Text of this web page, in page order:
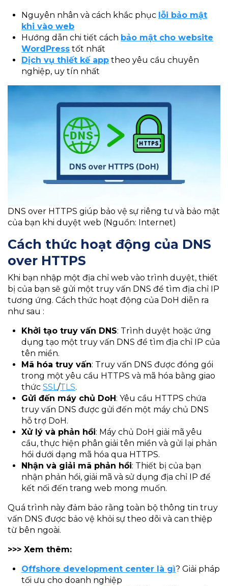
Nguyên nhân và cách khắc phục lỗi bảo mật
khi vào web
Hướng dẫn chi tiết cách bảo mật cho website
WordPress tốt nhất
Dịch vụ thiết kế app theo yêu cầu chuyên
nghiệp, uy tín nhất
DNS over HTTPS giúp bảo vệ sự riêng tư và bảo mật
của bạn khi duyệt web (Nguồn: Internet)
Cách thức hoạt động của DNS
over HTTPS
Khi bạn nhập một địa chỉ web vào trình duyệt, thiết
bị của bạn sẽ gửi một truy vấn DNS để tìm địa chỉ IP
tương ứng. Cách thức hoạt động của DoH diễn ra
như sau :​
Khởi tạo truy vấn DNS: Trình duyệt hoặc ứng
dụng tạo một truy vấn DNS để tìm địa chỉ IP của
tên miền.​
Mã hóa truy vấn: Truy vấn DNS được đóng gói
trong một yêu cầu HTTPS và mã hóa bằng giao
thứcSSL/TLS.​
Gửi đến máy chủ DoH: Yêu cầu HTTPS chứa
truy vấn DNS được gửi đến một máy chủ DNS
hỗ trợ DoH.
Xử lý và phản hồi: Máy chủ DoH giải mã yêu
cầu, thực hiện phân giải tên miền và gửi lại phản
hồi dưới dạng mã hóa qua HTTPS.​
Nhận và giải mã phản hồi: Thiết bị của bạn
nhận phản hồi, giải mã và sử dụng địa chỉ IP để
kết nối đến trang web mong muốn.​
Quá trình này đảm bảo rằng toàn bộ thông tin truy
vấn DNS được bảo vệ khỏi sự theo dõi và can thiệp
từ bên ngoài.
>>> Xem thêm:
Offshore development center là gì? Giải pháp
tối ưu cho doanh nghiệp